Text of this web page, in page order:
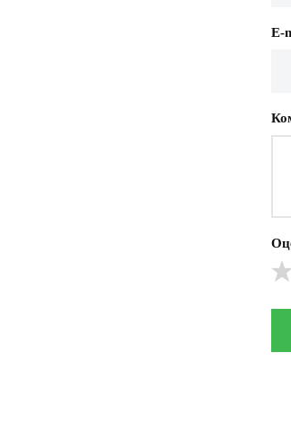
E-